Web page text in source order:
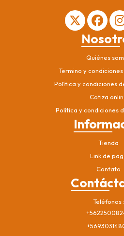
Quiénes
Termino y
Política y condiciones
Cotiza
Política y condiciones
Tienda
Link de
Contato
Teléfonos